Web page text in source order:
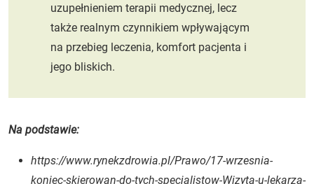
uzupełnieniem terapii medycznej, lecz
także realnym czynnikiem wpływającym
na przebieg leczenia, komfort pacjenta i
jego bliskich.
Na podstawie:
https://www.rynekzdrowia.pl/Prawo/17-wrzesnia-
koniec-skierowan-do-tych-specjalistow-Wizyta-u-lekarza-